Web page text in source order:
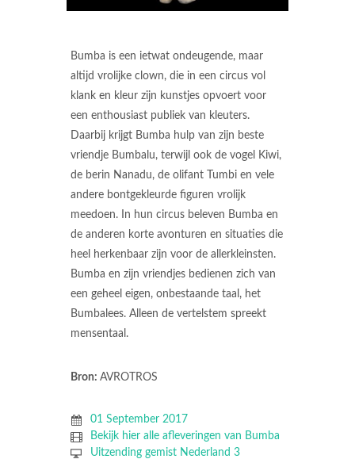
Bumba is een ietwat ondeugende, maar
altijd vrolijke clown, die in een circus vol
klank en kleur zijn kunstjes opvoert voor
een enthousiast publiek van kleuters.
Daarbij krijgt Bumba hulp van zijn beste
vriendje Bumbalu, terwijl ook de vogel Kiwi,
de berin Nanadu, de olifant Tumbi en vele
andere bontgekleurde figuren vrolijk
meedoen. In hun circus beleven Bumba en
de anderen korte avonturen en situaties die
heel herkenbaar zijn voor de allerkleinsten.
Bumba en zijn vriendjes bedienen zich van
een geheel eigen, onbestaande taal, het
Bumbalees. Alleen de vertelstem spreekt
mensentaal.
Bron: AVROTROS
01 September 2017
Bekijk hier alle afleveringen van Bumba
Uitzending gemist Nederland 3